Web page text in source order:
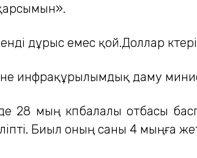
дұрыс емес қой.Доллар
инфрақұрылымдық даму
28 мың көпбалалы отбасы
Биыл оның саны 4 мыңға